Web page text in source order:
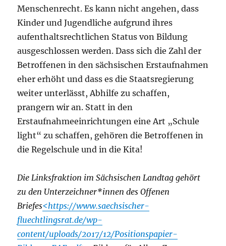
Menschenrecht. Es kann nicht angehen, dass
Kinder und Jugendliche aufgrund ihres
aufenthaltsrechtlichen Status von Bildung
ausgeschlossen werden. Dass sich die Zahl der
Betroffenen in den sächsischen Erstaufnahmen
eher erhöht und dass es die Staatsregierung
weiter unterlässt, Abhilfe zu schaffen,
prangern wir an. Statt in den
Erstaufnahmeeinrichtungen eine Art „Schule
light“ zu schaffen, gehören die Betroffenen in
die Regelschule und in die Kita!
Die Linksfraktion im Sächsischen Landtag gehört
zu den Unterzeichner*innen des Offenen
Briefes<https://www.saechsischer-
fluechtlingsrat.de/wp-
content/uploads/2017/12/Positionspapier-